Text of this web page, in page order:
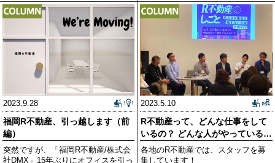
2023.9.28
福岡R不動産、引っ越します（前
編）
突然ですが、「福岡R不動産/株式会
社DMX」15年ぶりにオフィスを引っ
2023.5.10
R不動産って、どんな仕事をして
いるの？ どんな人がやっている
の？ 「R不動産のし
各地のR不動産では、スタッフを募
集しています！